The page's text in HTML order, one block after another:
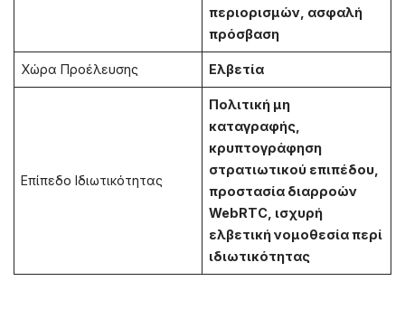
περιορισμών, ασφαλή
πρόσβαση
Χώρα Προέλευσης Ελβετία
Επίπεδο Ιδιωτικότητας
Πολιτική μη
καταγραφής,
κρυπτογράφηση
στρατιωτικού επιπέδου,
προστασία διαρροών
WebRTC, ισχυρή
ελβετική νομοθεσία περί
ιδιωτικότητας